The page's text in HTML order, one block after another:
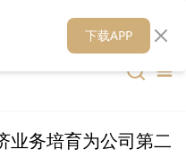
财华媒体矩阵 财华智库
业务培育为公司第二
下载APP